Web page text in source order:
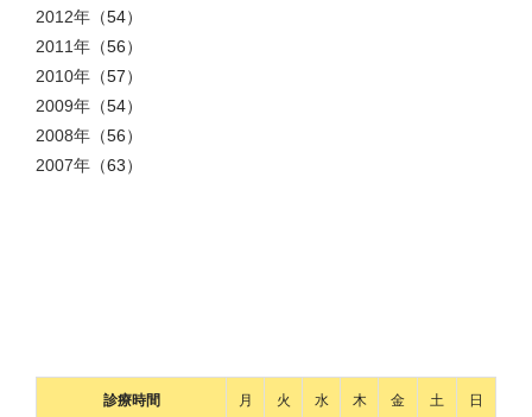
2012年 （54）
2011年 （56）
2010年 （57）
2009年 （54）
2008年 （56）
2007年 （63）
診療時間 月 火 水 木 金 土 日